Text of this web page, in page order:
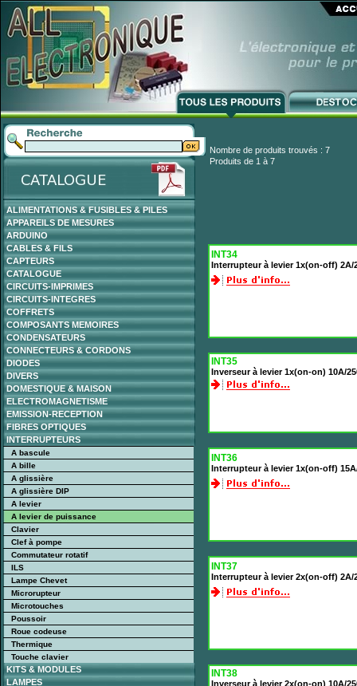
ALIMENTATIONS & FUSIBLES & PILES
APPAREILS DE MESURES
ARDUINO
CABLES & FILS
CAPTEURS
CATALOGUE
CIRCUITS-IMPRIMES
CIRCUITS-INTEGRES
COFFRETS
COMPOSANTS MEMOIRES
CONDENSATEURS
CONNECTEURS & CORDONS
DIODES
DIVERS
DOMESTIQUE & MAISON
ELECTROMAGNETISME
EMISSION-RECEPTION
FIBRES OPTIQUES
INTERRUPTEURS
A bascule
A bille
A glissière
A glissière DIP
A levier
A levier de puissance
Clavier
Clef à pompe
Commutateur rotatif
ILS
Lampe Chevet
Microrupteur
Microtouches
Poussoir
Roue codeuse
Thermique
Touche clavier
KITS & MODULES
LAMPES
Nombre de produits trouvés : 7
Produits de 1 à 7
INT34
Interrupteur à levier 1x(on-off) 2A/
INT35
Inverseur à levier 1x(on-on) 10A/
INT36
Interrupteur à levier 1x(on-off)
INT37
Interrupteur à levier 2x(on-off) 2A/
INT38
Inverseur à levier 2x(on-on) 10A/